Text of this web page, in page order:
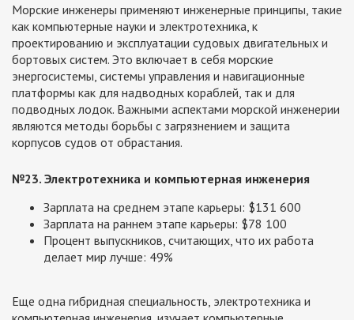
Морские инженеры применяют инженерные принципы, такие
как компьютерные науки и электротехника, к
проектированию и эксплуатации судовых двигательных и
бортовых систем. Это включает в себя морские
энергосистемы, системы управления и навигационные
платформы как для надводных кораблей, так и для
подводных лодок. Важными аспектами морской инженерии
являются методы борьбы с загрязнением и защита
корпусов судов от обрастания.
№23. Электротехника и компьютерная инженерия
Зарплата на среднем этапе карьеры: $131 600
Зарплата на раннем этапе карьеры: $78 100
Процент выпускников, считающих, что их работа
делает мир лучше: 49%
Еще одна гибридная специальность, электротехника и